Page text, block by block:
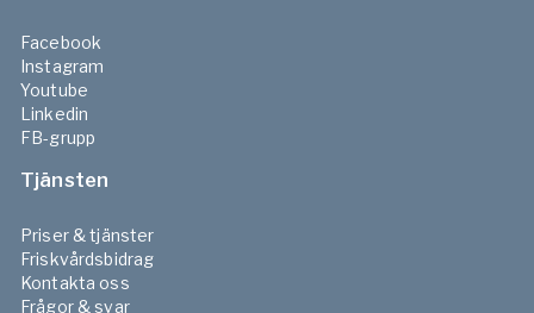
Facebook
Instagram
Youtube
Linkedin
FB-grupp
Tjänsten
Priser & tjänster
Friskvårdsbidrag
Kontakta oss
Frågor & svar